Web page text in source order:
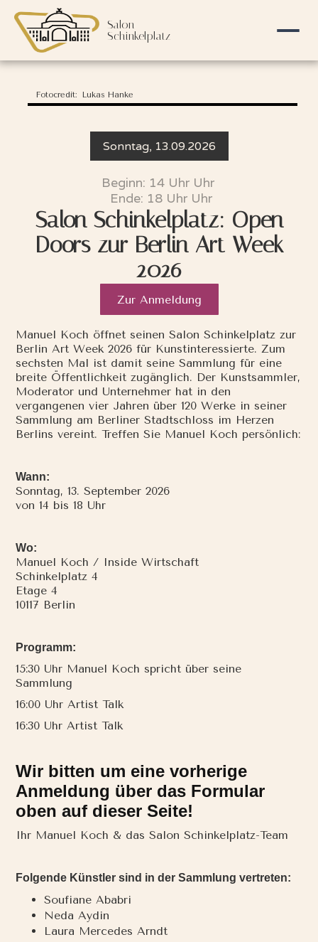
Salon
Schinkelplatz
Fotocredit: Lukas Hanke
Sonntag, 13.09.2026
Beginn: 14 Uhr Uhr
Ende: 18 Uhr Uhr
Salon Schinkelplatz: Open
Doors zur Berlin Art Week
2026
Zur Anmeldung
Manuel Koch öffnet seinen Salon Schinkelplatz zur
Berlin Art Week 2026 für Kunstinteressierte. Zum
sechsten Mal ist damit seine Sammlung für eine
breite Öffentlichkeit zugänglich. Der Kunstsammler,
Moderator und Unternehmer hat in den
vergangenen vier Jahren über 120 Werke in seiner
Sammlung am Berliner Stadtschloss im Herzen
Berlins vereint. Treffen Sie Manuel Koch persönlich:
Wann:
Sonntag, 13. September 2026
von 14 bis 18 Uhr
Wo:
Manuel Koch / Inside Wirtschaft
Schinkelplatz 4
Etage 4
10117 Berlin
Programm:
15:30 Uhr Manuel Koch spricht über seine
Sammlung
16:00 Uhr Artist Talk
16:30 Uhr Artist Talk
Wir bitten um eine vorherige
Anmeldung über das Formular
oben auf dieser Seite!
Ihr Manuel Koch & das Salon Schinkelplatz-Team
Folgende Künstler sind in der Sammlung vertreten:
Soufiane Ababri
Neda Aydin
Laura Mercedes Arndt